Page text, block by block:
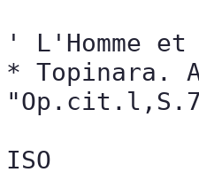
' L'Homme
* Topinara.
ISO